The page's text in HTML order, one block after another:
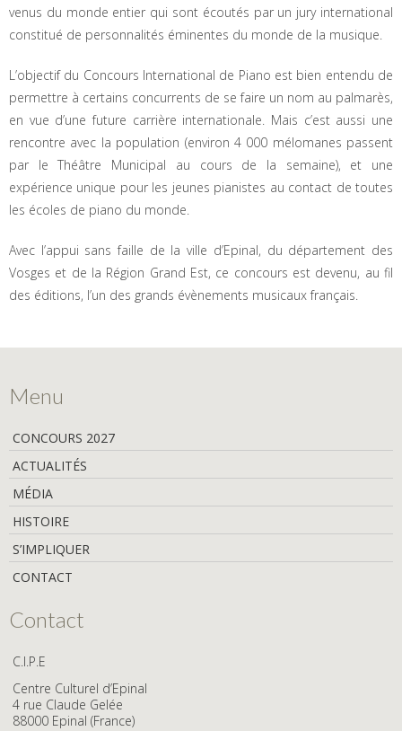
venus du monde entier qui sont écoutés par un jury international
constitué de personnalités éminentes du monde de la musique.
L’objectif du Concours International de Piano est bien entendu de
permettre à certains concurrents de se faire un nom au palmarès,
en vue d’une future carrière internationale. Mais c’est aussi une
rencontre avec la population (environ 4 000 mélomanes passent
par le Théâtre Municipal au cours de la semaine), et une
expérience unique pour les jeunes pianistes au contact de toutes
les écoles de piano du monde.
Avec l’appui sans faille de la ville d’Epinal, du département des
Vosges et de la Région Grand Est, ce concours est devenu, au fil
des éditions, l’un des grands évènements musicaux français.
Menu
CONCOURS 2027
ACTUALITÉS
MÉDIA
HISTOIRE
S’IMPLIQUER
CONTACT
Contact
C.I.P.E
Centre Culturel d’Epinal
4 rue Claude Gelée
88000 Epinal (France)